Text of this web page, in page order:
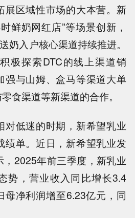
展区域性市场的大本营。新
鲜奶网红店”等场景创新，
奶入户核心渠道持续推进。
极探索DTC的线上渠道销
强与山姆、盒马等渠道大单
食渠道等新渠道的合作。
对低迷的时期，新希望乳业
绩单。近日，新希望乳业发
2025年前三季度，新乳业
势，营业收入同比增长3.4
母净利润增至6.23亿元，同